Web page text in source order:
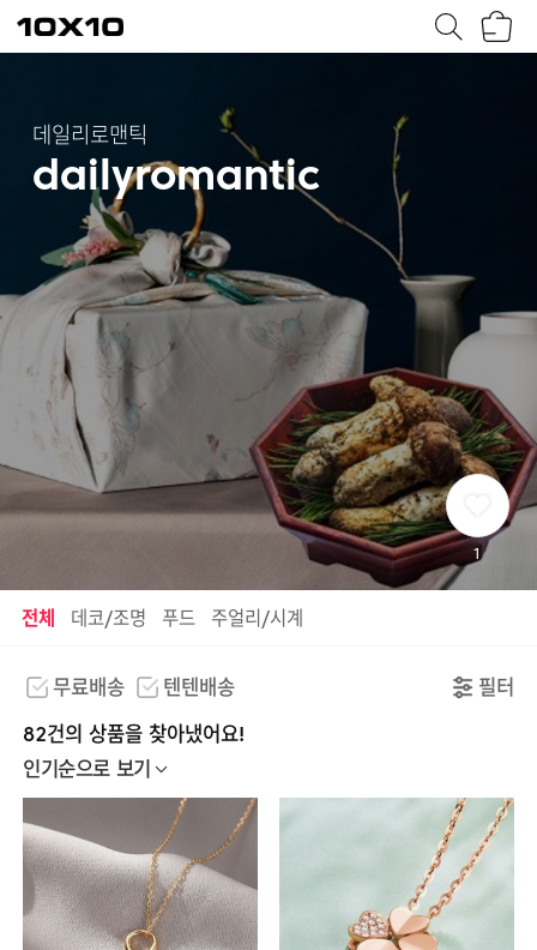
텐
바
데일리로맨틱
dailyromantic
1
전체 데코/조명 푸드 주얼리/시계
무료배송 텐텐배송 필터
82건의 상품을 찾아냈어요!
인기순으로 보기